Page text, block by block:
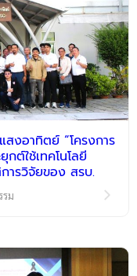
งอาทิตย์ “โครงการ
ต์ใช้เทคโนโลยี
รวิจัยของ สรบ.
ม